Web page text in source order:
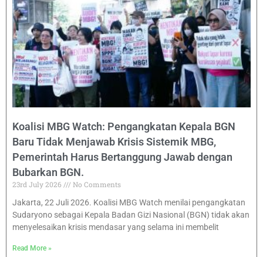
Koalisi MBG Watch: Pengangkatan Kepala BGN
Baru Tidak Menjawab Krisis Sistemik MBG,
Pemerintah Harus Bertanggung Jawab dengan
Bubarkan BGN.
23rd July 2026
No Comments
Jakarta, 22 Juli 2026. Koalisi MBG Watch menilai pengangkatan
Sudaryono sebagai Kepala Badan Gizi Nasional (BGN) tidak akan
menyelesaikan krisis mendasar yang selama ini membelit
Read More »